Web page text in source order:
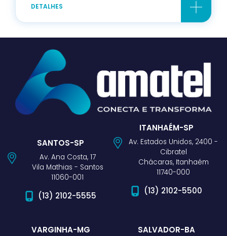
DETALHES
SANTOS-SP
Av. Ana Costa, 17
Vila Mathias - Santos
11060-001
(13) 2102-5555
ITANHAÉM-SP
Av. Estados Unidos, 2400 -
Cibratel
Chácaras, Itanhaém
11740-000
(13) 2102-5500
VARGINHA-MG SALVADOR-BA